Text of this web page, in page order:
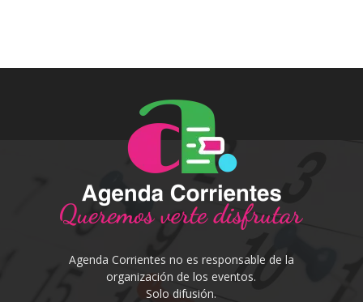
Agenda Corrientes no es responsable de la
organización de los eventos.
Solo difusión.